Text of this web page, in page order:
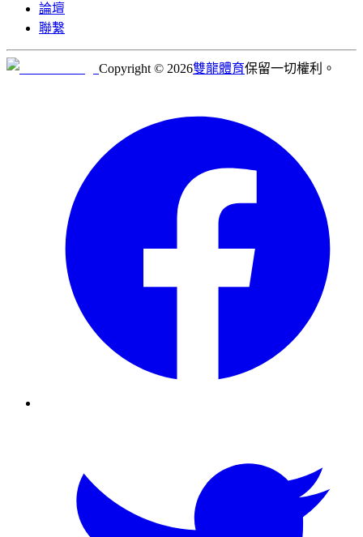
論壇
聯繫
Copyright © 2026雙龍體育保留一切權利。